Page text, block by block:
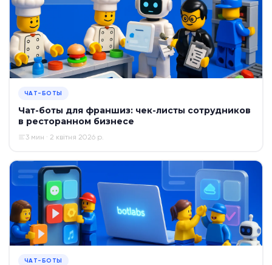
ЧАТ-БОТЫ
Чат-боты для франшиз: чек-листы сотрудников
в ресторанном бизнесе
3 мин · 2 квітня 2026 р.
ЧАТ-БОТЫ